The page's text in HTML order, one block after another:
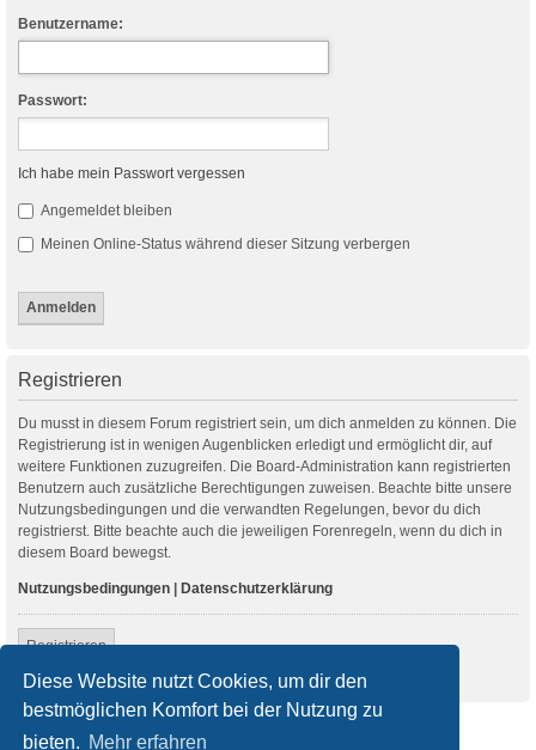
Diese Website nutzt Cookies, um dir den
bestmöglichen Komfort bei der Nutzung zu
bieten. Mehr erfahren
Benutzername:
Passwort:
Ich habe mein Passwort vergessen
Angemeldet bleiben
Meinen Online-Status während dieser Sitzung verbergen
Registrieren
Du musst in diesem Forum registriert sein, um dich anmelden zu können. Die
Registrierung ist in wenigen Augenblicken erledigt und ermöglicht dir, auf
weitere Funktionen zuzugreifen. Die Board-Administration kann registrierten
Benutzern auch zusätzliche Berechtigungen zuweisen. Beachte bitte unsere
Nutzungsbedingungen und die verwandten Regelungen, bevor du dich
registrierst. Bitte beachte auch die jeweiligen Forenregeln, wenn du dich in
diesem Board bewegst.
Nutzungsbedingungen | Datenschutzerklärung
Registrieren
Startseite Foren-Übersicht